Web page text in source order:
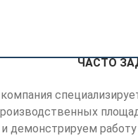
ЧАСТО